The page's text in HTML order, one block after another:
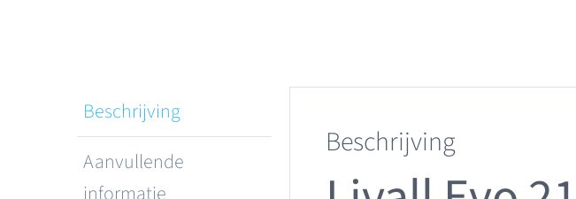
Beschrijving
Aanvullende
Beschrijving